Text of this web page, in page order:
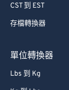
CST 到 EST
存檔轉換器
單位轉換器
Lbs 到 Kg